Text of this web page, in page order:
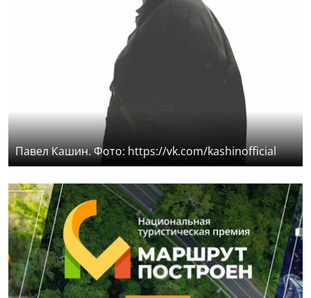
Павел Кашин. Фото: https://vk.com/kashinofficial